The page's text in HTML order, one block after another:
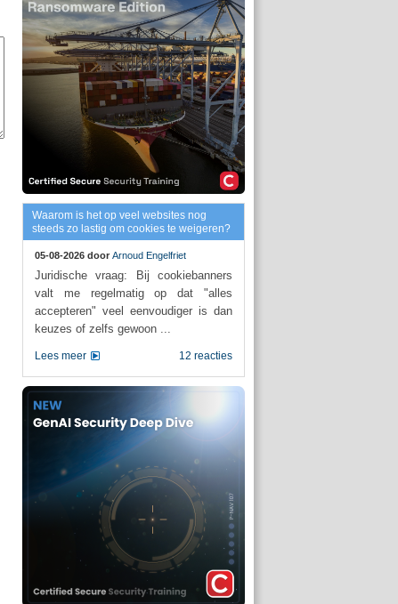
Waarom is het op veel websites nog
steeds zo lastig om cookies te weigeren?
05-08-2026 door Arnoud Engelfriet
Juridische vraag: Bij cookiebanners
valt me regelmatig op dat "alles
accepteren" veel eenvoudiger is dan
keuzes of zelfs gewoon ...
12 reacties
Lees meer